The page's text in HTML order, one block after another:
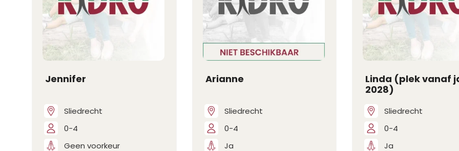
Jennifer
Sliedrecht
0-4
Geen voorkeur
Arianne
Sliedrecht
0-4
Ja
Linda (plek vanaf
2028)
Sliedrecht
0-4
Ja